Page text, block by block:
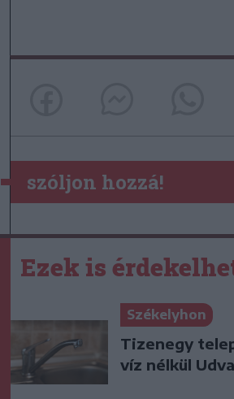
szóljon hozzá!
Ezek is
Székelyhon
Tizenegy
víz nélkül